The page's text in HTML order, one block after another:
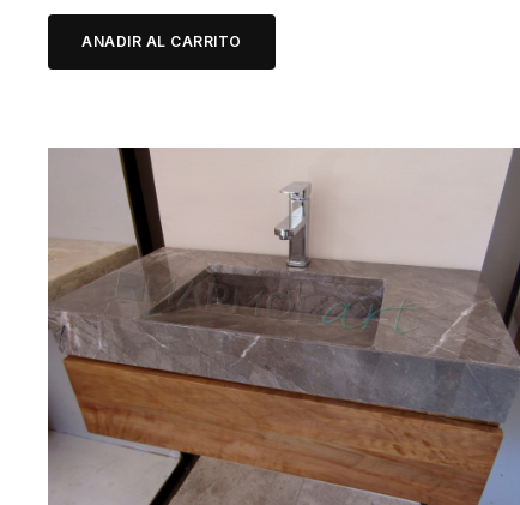
ANADIR AL CARRITO